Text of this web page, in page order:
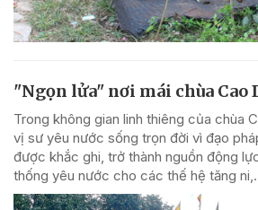
"Ngọn lửa" nơi mái chùa Cao
Trong không gian linh thiêng của chùa
vị sư yêu nước sống trọn đời vì đạo
được khắc ghi, trở thành nguồn động
thống yêu nước cho các thế hệ tăng